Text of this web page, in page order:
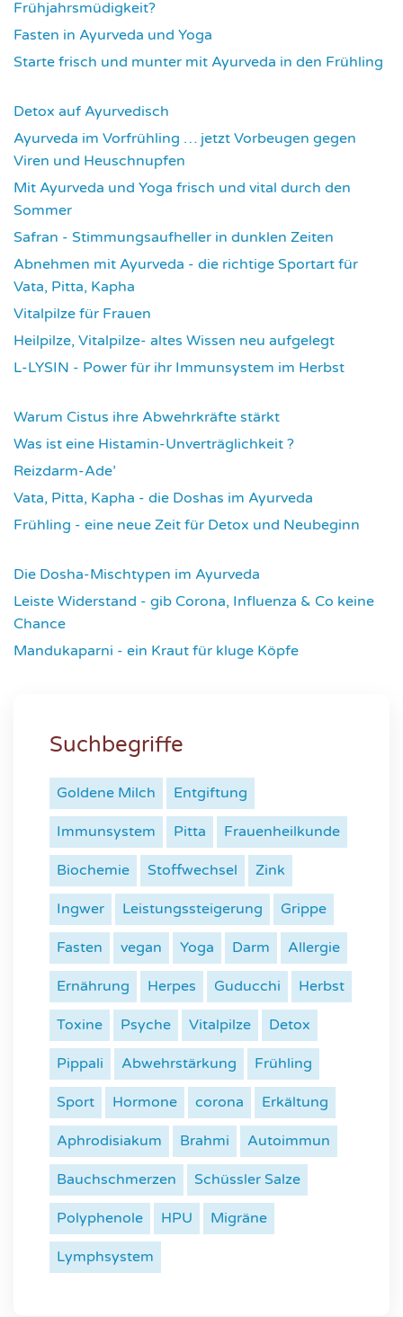
Frühjahrsmüdigkeit?
Fasten in Ayurveda und Yoga
Starte frisch und munter mit Ayurveda in den Frühling
Detox auf Ayurvedisch
Ayurveda im Vorfrühling … jetzt Vorbeugen gegen
Viren und Heuschnupfen
Mit Ayurveda und Yoga frisch und vital durch den
Sommer
Safran - Stimmungsaufheller in dunklen Zeiten
Abnehmen mit Ayurveda - die richtige Sportart für
Vata, Pitta, Kapha
Vitalpilze für Frauen
Heilpilze, Vitalpilze- altes Wissen neu aufgelegt
L-LYSIN - Power für ihr Immunsystem im Herbst
Warum Cistus ihre Abwehrkräfte stärkt
Was ist eine Histamin-Unverträglichkeit ?
Reizdarm-Ade’
Vata, Pitta, Kapha - die Doshas im Ayurveda
Frühling - eine neue Zeit für Detox und Neubeginn
Die Dosha-Mischtypen im Ayurveda
Leiste Widerstand - gib Corona, Influenza & Co keine
Chance
Mandukaparni - ein Kraut für kluge Köpfe
Suchbegriffe
Goldene Milch Entgiftung
Immunsystem Pitta Frauenheilkunde
Biochemie Stoffwechsel Zink
Ingwer Leistungssteigerung Grippe
Fasten vegan Yoga Darm Allergie
Ernährung Herpes Guducchi Herbst
Toxine Psyche Vitalpilze Detox
Pippali Abwehrstärkung Frühling
Sport Hormone corona Erkältung
Aphrodisiakum Brahmi Autoimmun
Bauchschmerzen Schüssler Salze
Polyphenole HPU Migräne
Lymphsystem